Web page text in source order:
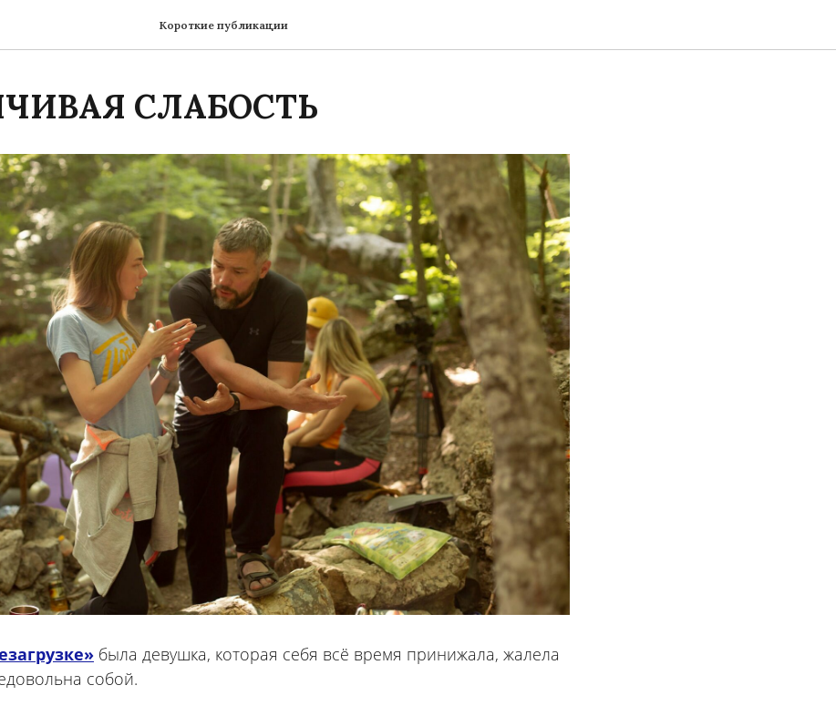
Короткие публикации
СЛАБОСТЬ
была девушка, которая себя всё время принижала, жалела
собой.